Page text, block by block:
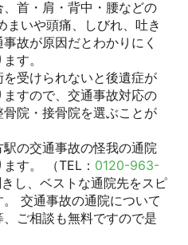
首・肩・背中・腰などの
まいや頭痛、しびれ、吐き
故が原因だとわかりにく
す。
受けられないと後遺症が
すので、交通事故対応の
院・接骨院を選ぶことが
駅の交通事故の怪我の通院
す。 （TEL： 0120-963-
し、ベストな通院先をスピ
交通事故の通院について
ご相談も無料ですので是